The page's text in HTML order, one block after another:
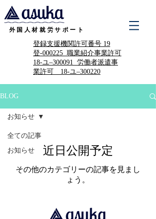
外国人材就労サポート
​登録支援機関許可番号 19
登-000225 職業紹介事業許可
18-ユ–300091 労働者派遣事
業許可 18-ユ–300220
BLOG
全ての記事
お知らせ
お知らせ
近日公開予定
その他のカテゴリーの記事を見まし
ょう。